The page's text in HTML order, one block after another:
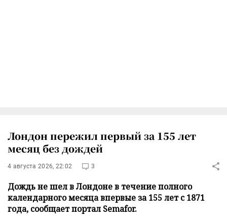
Лондон пережил первый за 155 лет
месяц без дождей
4 августа 2026, 22:02 3
Дождь не шел в Лондоне в течение полного
календарного месяца впервые за 155 лет с 1871
года, сообщает портал Semafor.